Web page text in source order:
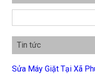
Tin tức
Sửa Máy Giặt Tại Xã